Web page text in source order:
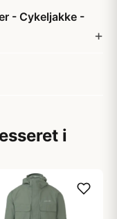
- Cykeljakke -
i